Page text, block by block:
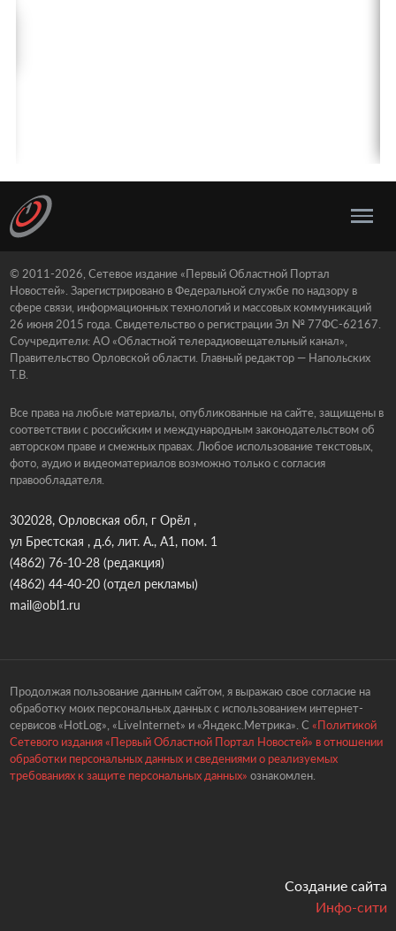
© 2011-2026, Сетевое издание «Первый Областной Портал
Новостей». Зарегистрировано в Федеральной службе по надзору в
сфере связи, информационных технологий и массовых коммуникаций
26 июня 2015 года. Свидетельство о регистрации Эл № 77ФС-62167.
Соучредители: АО «Областной телерадиовещательный канал»,
Правительство Орловской области. Главный редактор — Напольских
Т.В.
Все права на любые материалы, опубликованные на сайте, защищены в
соответствии с российским и международным законодательством об
авторском праве и смежных правах. Любое использование текстовых,
фото, аудио и видеоматериалов возможно только с согласия
правообладателя.
302028, Орловская обл, г Орёл ,
ул Брестская , д.6, лит. А., А1, пом. 1
(4862) 76-10-28(редакция)
(4862) 44-40-20(отдел рекламы)
mail@obl1.ru
Продолжая пользование данным сайтом, я выражаю свое согласие на
обработку моих персональных данных с использованием интернет-
сервисов «HotLog», «LiveInternet» и «Яндекс.Метрика». С «Политикой
Сетевого издания «Первый Областной Портал Новостей» в отношении
обработки персональных данных и сведениями о реализуемых
требованиях к защите персональных данных» ознакомлен.
Создание сайта
Инфо-сити